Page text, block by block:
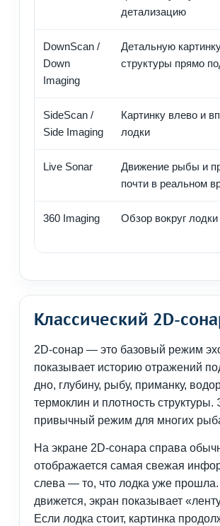
детализацию
DownScan /
Down
Imaging
Детальную
структуры прямо
SideScan /
Side Imaging
Картинку влево и
лодки
Live Sonar
Движение рыбы и
почти в реальном
360 Imaging Обзор вокруг лодки
Классический 2D-
2D-сонар — это базовый режим
показывает историю отражений
дно, глубину, рыбу, приманку,
термоклин и плотность
привычный режим для многих
На экране 2D-сонара справа
отображается самая свежая
слева — то, что лодка уже
движется, экран показывает
Если лодка стоит, картинка